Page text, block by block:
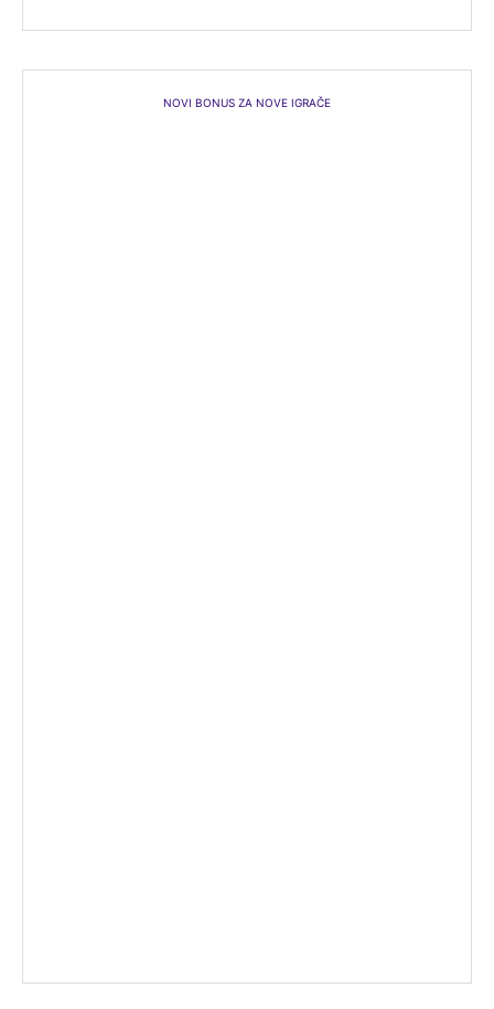
NOVI BONUS ZA NOVE IGRAČE